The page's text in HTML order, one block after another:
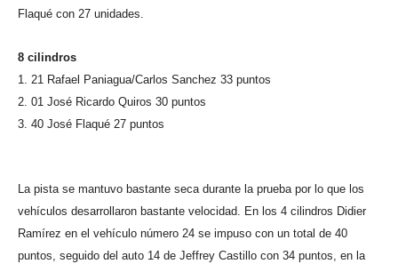
Flaqué con 27 unidades.
8 cilindros
1. 21 Rafael Paniagua/Carlos Sanchez 33 puntos
2. 01 José Ricardo Quiros 30 puntos
3. 40 José Flaqué 27 puntos
La pista se mantuvo bastante seca durante la prueba por lo que los
vehículos desarrollaron bastante velocidad. En los 4 cilindros Didier
Ramírez en el vehículo número 24 se impuso con un total de 40
puntos, seguido del auto 14 de Jeffrey Castillo con 34 puntos, en la